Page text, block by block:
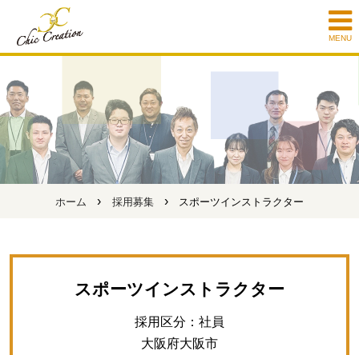
MENU
ホーム › 採用募集 › スポーツインストラクター
スポーツインストラクター
採用区分：社員
大阪府大阪市